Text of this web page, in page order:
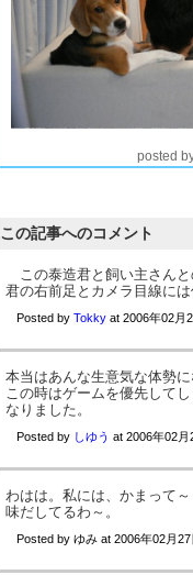
posted
この記事へのコメント
この泰造君と飼い主さんと
君の右前足とカメラ目線に
Posted by Tokky at 2006年02月
本当はあんな生意気な体勢
この時はゲームを優先して
なりました。
Posted by しゆう at 2006年02月
わはは。私には、かまって
味だしてるわ～。
Posted by ゆみ at 2006年02月